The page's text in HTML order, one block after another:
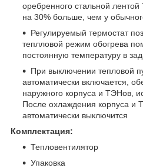
оребренного стальной
на 30% больше, чем у
Регулируемый термостат
теплловой режим обогрева
постоянную температуру в
При выключении тепловой
автоматически включается,
наружного корпуса и ТЭНов,
После охлаждения корпуса и
автоматически выключится
Комплектация:
Тепловентилятор
Упаковка